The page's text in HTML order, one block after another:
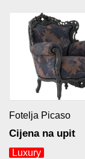
Fotelja Picaso
Cijena na upit
Luxury